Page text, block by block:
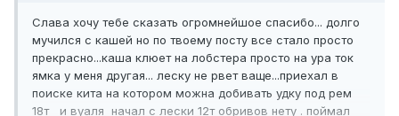
Слава хочу тебе сказать огромнейшое спасибо... долго
мучился с кашей но по твоему посту все стало просто
прекрасно...каша клюет на лобстера просто на ура ток
ямка у меня другая... леску не рвет ваще...приехал в
поиске кита на котором можна добивать удку под рем
18т и вуаля начал с лески 12т обривов нету . поймал